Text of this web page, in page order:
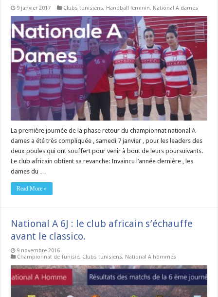
9 janvier 2017 Clubs tunisiens, Handball féminin, National A dames
La première journée de la phase retour du championnat national A
dames a été très compliquée , samedi 7 janvier , pour les leaders des
deux poules qui ont souffert pour venir à bout de leurs poursuivants.
Le club africain obtient sa revanche: Invaincu l’année dernière , les
dames du …
Read More »
National A 6J : le club africain s’échauffe
avant le classico.
9 novembre 2016
Championnat de Tunisie, Clubs tunisiens, National A hommes